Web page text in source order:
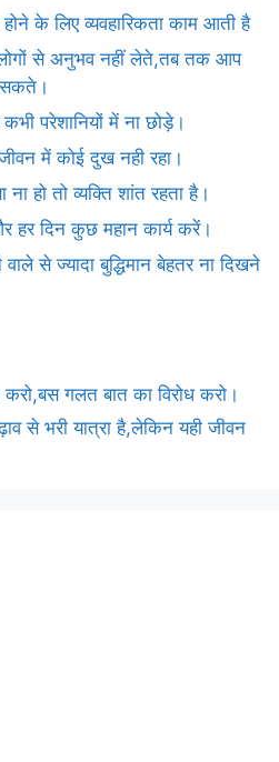
के लिए व्यवहारिकता काम आती है
से अनुभव नहीं लेते,तब तक आप
सकते।
परेशानियों में ना छोड़े।
में कोई दुख नही रहा।
हो तो व्यक्ति शांत रहता है।
दिन कुछ महान कार्य करें।
से ज्यादा बुद्धिमान बेहतर ना दिखने
गलत बात का विरोध करो।
से भरी यात्रा है,लेकिन यही जीवन